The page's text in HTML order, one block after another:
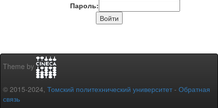
Пароль:
Theme by
© 2015-2024, Томский политехнический университет - Обратная
связь